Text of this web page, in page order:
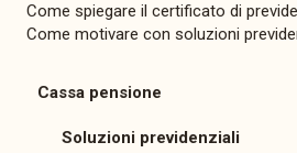
Come spiegare il certificato di
Come motivare con soluzioni
Cassa pensione
Soluzioni previdenziali